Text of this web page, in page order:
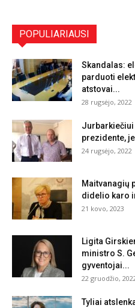
POPULIARIAUSI
Skandalas:
parduoti
atstovai...
28 rugsėjo, 2022
Jurbarkiečiui
prezidente,
24 rugsėjo, 2022
Maitvanagių
didelio karo
21 kovo, 2023
Ligita
ministro S.
gyventojai...
22 gruodžio,
Tyliai